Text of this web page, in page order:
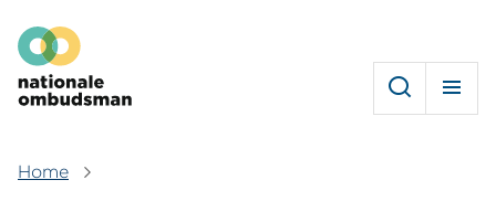
en
naar
de
gaan
Hoofdmenu
Home